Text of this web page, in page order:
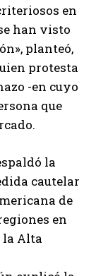
en
han visto
planteó,
protesta
-en cuyo
que
la
cautelar
de
en
la Alta